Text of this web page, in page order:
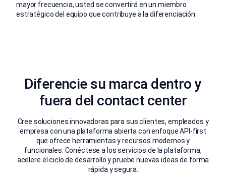
mayor frecuencia, usted se convertirá en un miembro
estratégico del equipo que contribuye a la diferenciación.
Diferencie su marca dentro y
fuera del contact center
Cree soluciones innovadoras para sus clientes, empleados y
empresa con una plataforma abierta con enfoque API-first
que ofrece herramientas y recursos modernos y
funcionales. Conéctese a los servicios de la plataforma,
acelere el ciclo de desarrollo y pruebe nuevas ideas de forma
rápida y segura.